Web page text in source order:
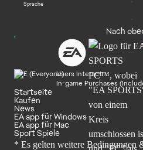
Sprache
Nach
Users Interact
In-game Purchases
Startseite
Kaufen
News
EA app für Windows
EA app für Mac
Sport Spiele
* Es gelten weitere Bedingungen